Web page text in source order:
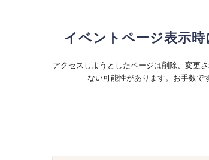
イベントページ表示時
アクセスしようとしたページは削除、変更
ない可能性があります。お手数で